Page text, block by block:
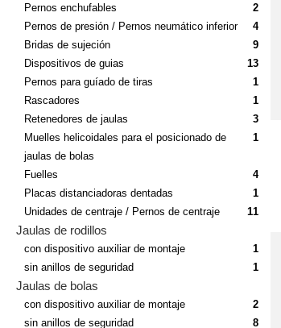
Pernos enchufables
2
Pernos de presión / Pernos neumático inferior
4
Bridas de sujeción
9
Dispositivos de guias
13
Pernos para guíado de tiras
1
Rascadores
1
Retenedores de jaulas
3
Muelles helicoidales para el posicionado de
jaulas de bolas
1
Fuelles
4
Placas distanciadoras dentadas
1
Unidades de centraje / Pernos de centraje
11
Jaulas de rodillos
con dispositivo auxiliar de montaje
1
sin anillos de seguridad
1
Jaulas de bolas
con dispositivo auxiliar de montaje
2
sin anillos de seguridad
8